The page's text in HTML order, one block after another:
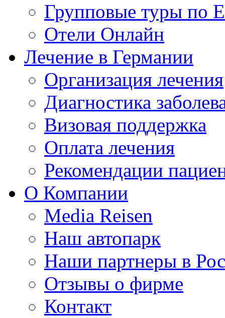
Групповые туры по
Отели Онлайн
Лечение в Германии
Организация лечения
Диагностика
Визовая поддержка
Оплата лечения
Рекомендации
О Компании
Media Reisen
Наш автопарк
Наши партнеры в
Отзывы о фирме
Контакт